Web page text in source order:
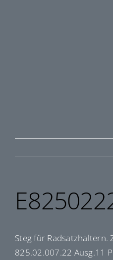
Steg für Radsatzhaltern.
825.02.007.22 Ausg.11